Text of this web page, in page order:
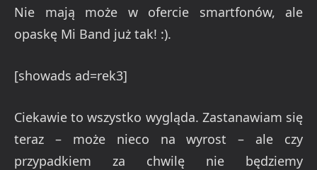
Nie mają może w ofercie smartfonów, ale
opaskę Mi Band już tak! :).
[showads ad=rek3]
Ciekawie to wszystko wygląda. Zastanawiam się
teraz – może nieco na wyrost – ale czy
przypadkiem za chwilę nie będziemy